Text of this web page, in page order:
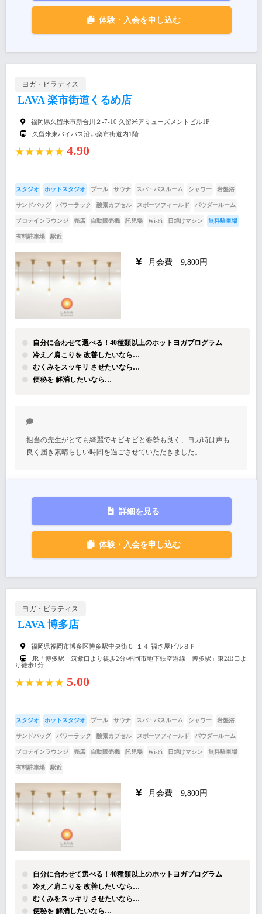
体験・入会を申し込む
ヨガ・ピラティス
LAVA 楽市街道くるめ店
福岡県久留米市新合川２-7-10 久留米アミューズメントビル1F
久留米東バイパス沿い楽市街道内1階
★★★★★ 4.90
スタジオ ホットスタジオ プール サウナ スパ・バスルーム シャワー 岩盤浴
サンドバッグ パワーラック 酸素カプセル スポーツフィールド パウダールーム
プロテインラウンジ 売店 自動販売機 託児場 Wi-Fi 日焼けマシン 無料駐車場
有料駐車場 駅近
月会費 9,800円
自分に合わせて選べる！40種類以上のホットヨガプログラム
冷え／肩こりを 改善したいなら…
むくみをスッキリ させたいなら…
便秘を 解消したいなら…
担当の先生がとても綺麗でキビキビと姿勢も良く、ヨガ時は声も
良く届き素晴らしい時間を過ごさせていただきました。…
詳細を見る
体験・入会を申し込む
ヨガ・ピラティス
LAVA 博多店
福岡県福岡市博多区博多駅中央街５-１４ 福さ屋ビル８Ｆ
JR「博多駅」筑紫口より徒歩2分/福岡市地下鉄空港線「博多駅」東2出口よ
り徒歩1分
★★★★★ 5.00
スタジオ ホットスタジオ プール サウナ スパ・バスルーム シャワー 岩盤浴
サンドバッグ パワーラック 酸素カプセル スポーツフィールド パウダールーム
プロテインラウンジ 売店 自動販売機 託児場 Wi-Fi 日焼けマシン 無料駐車場
有料駐車場 駅近
月会費 9,800円
自分に合わせて選べる！40種類以上のホットヨガプログラム
冷え／肩こりを 改善したいなら…
むくみをスッキリ させたいなら…
便秘を 解消したいなら…